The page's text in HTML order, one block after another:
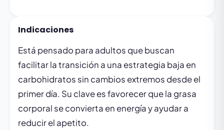
Indicaciones
Está pensado para adultos que buscan
facilitar la transición a una estrategia baja en
carbohidratos sin cambios extremos desde el
primer día. Su clave es favorecer que la grasa
corporal se convierta en energía y ayudar a
reducir el apetito.